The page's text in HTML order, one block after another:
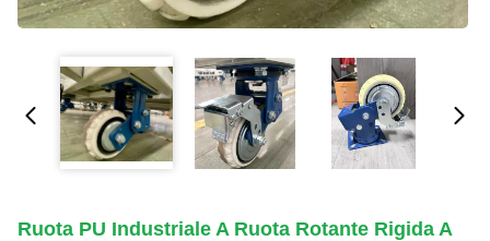
Ruota PU Industriale A Ruota Rotante Rigida A